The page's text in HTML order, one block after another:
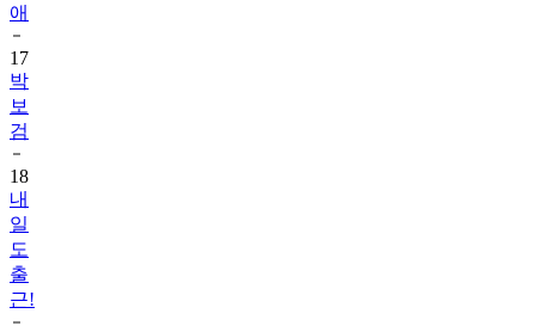
애
17
박
보
검
18
내
일
도
출
근!